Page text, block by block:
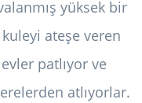
yüksek bir
ateşe veren
patlıyor ve
atlıyorlar.